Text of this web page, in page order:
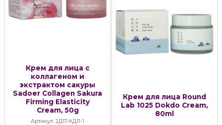
Крем для лица с
коллагеном и
экстрактом сакуры
Sadoer Collagen Sakura
Firming Elasticity
Cream, 50g
Артикул: 2Д17-КДЛ-1
Крем для лица Round
Lab 1025 Dokdo Cream,
80ml